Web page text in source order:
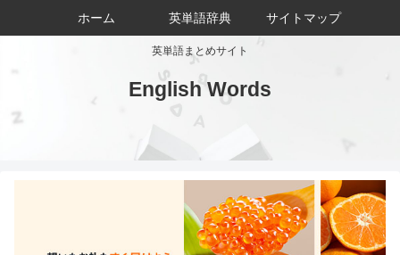
英単語まとめサイト
English Words
ホーム 英単語辞典 サイトマップ